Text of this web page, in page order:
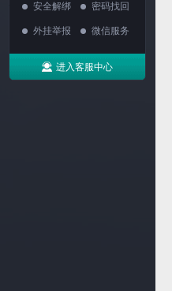
安全解绑 密码找回
外挂举报 微信服务
进入客服中心